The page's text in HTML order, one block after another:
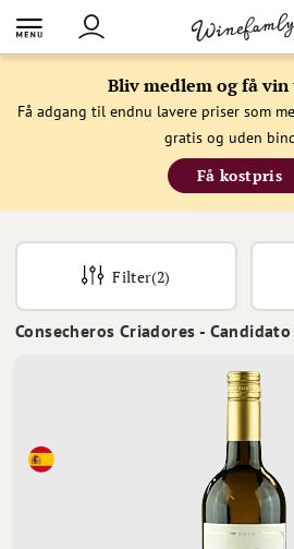
Bliv medlem og få
Få adgang til endnu lavere priser som
gratis og uden
Få kostpris
Consecheros Criadores - Candidato
Filter(2)